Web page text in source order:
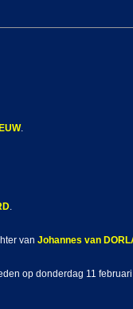
.
.
van Johannes van
op donderdag 11